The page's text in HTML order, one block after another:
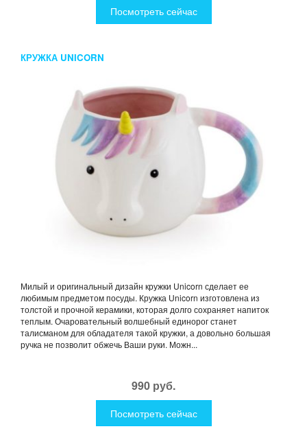
Посмотреть сейчас
КРУЖКА UNICORN
Милый и оригинальный дизайн кружки Unicorn сделает ее
любимым предметом посуды. Кружка Unicorn изготовлена из
толстой и прочной керамики, которая долго сохраняет напиток
теплым. Очаровательный волшебный единорог станет
талисманом для обладателя такой кружки, а довольно большая
ручка не позволит обжечь Ваши руки. Можн...
990 руб.
Посмотреть сейчас